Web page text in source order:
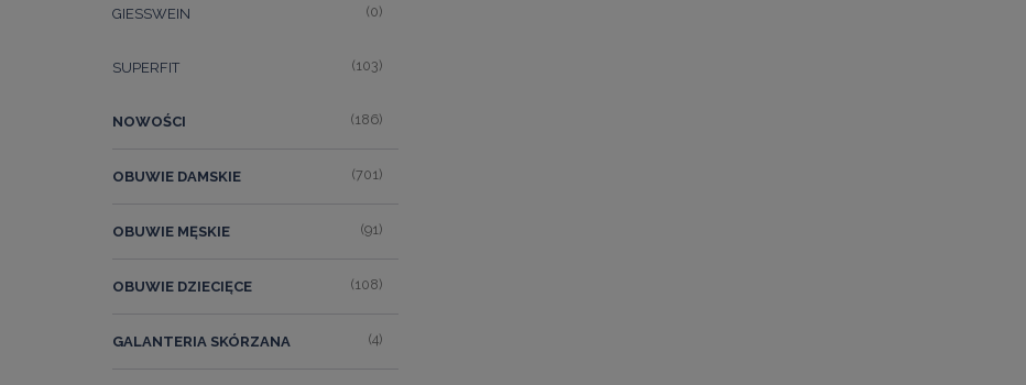
GIESSWEIN (0)
SUPERFIT (103)
NOWOŚCI (186)
OBUWIE DAMSKIE (701)
OBUWIE MĘSKIE (91)
OBUWIE DZIECIĘCE (108)
GALANTERIA SKÓRZANA (4)